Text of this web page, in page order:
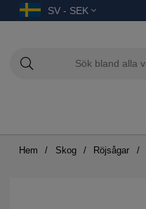
SV - SEK
Hem Skog Röjsågar